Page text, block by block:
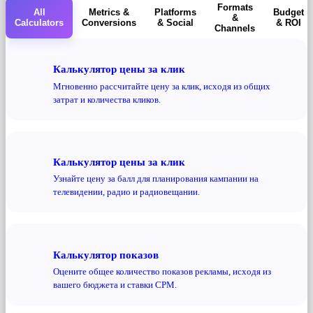
All
Calculators
Metrics &
Conversions
Platforms
& Social
Formats
&
Channels
Budget
& ROI
Калькулятор цены за клик
Мгновенно рассчитайте цену за клик, исходя из общих
затрат и количества кликов.
Калькулятор цены за клик
Узнайте цену за балл для планирования кампании на
телевидении, радио и радиовещании.
Калькулятор показов
Оцените общее количество показов рекламы, исходя из
вашего бюджета и ставки CPM.